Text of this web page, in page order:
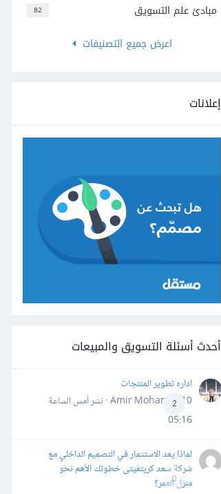
82
مبادئ علم التسويق
اعرض جميع التصنيفات
إعلانات
أحدث أسئلة التسويق والمبيعات
2
اداره تطوير المنتجات
Amir Mohamed10 · نشر
أمس الساعة
05:16
0
لماذا يعد الاستثمار في التصميم الداخلي مع
شركة سعد كريتفيتى خطوتك الأهم نحو
منزل العمر؟